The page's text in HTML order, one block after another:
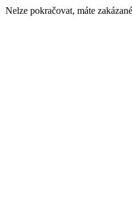
Nelze pokračovat, máte